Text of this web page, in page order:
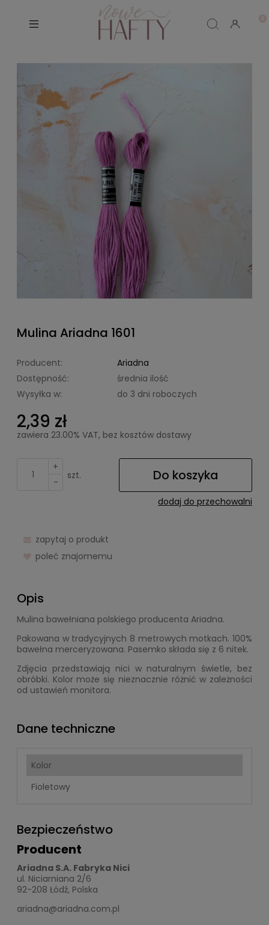
Mulina Ariadna 1601
Producent:
Ariadna
Dostępność:
średnia ilość
Wysyłka w:
do 3 dni roboczych
2,39 zł
zawiera 23.00% VAT, bez kosztów dostawy
+
-
szt. Do koszyka
dodaj do przechowalni
zapytaj o produkt
poleć znajomemu
Opis
Mulina bawełniana polskiego producenta Ariadna.
Pakowana w tradycyjnych 8 metrowych motkach. 100%
bawełna merceryzowana. Pasemko składa się z 6 nitek.
Zdjęcia przedstawiają nici w naturalnym świetle, bez
obróbki. Kolor może się nieznacznie różnić w zależności
od ustawień monitora.
Dane techniczne
Kolor
Fioletowy
Bezpieczeństwo
Producent
Ariadna S.A. Fabryka Nici
ul. Niciarniana 2/6
92-208 Łódź, Polska
ariadna@ariadna.com.pl